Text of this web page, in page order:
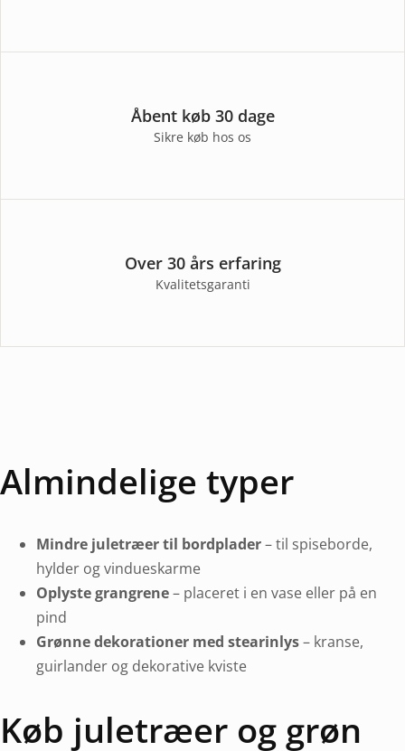
Åbent køb 30 dage
Sikre køb hos os
Over 30 års erfaring
Kvalitetsgaranti
Almindelige typer
Mindre juletræer til bordplader– til spiseborde,
hylder og vindueskarme
Oplyste grangrene– placeret i en vase eller på en
pind
Grønne dekorationer med stearinlys– kranse,
guirlander og dekorative kviste
Køb juletræer og grøn